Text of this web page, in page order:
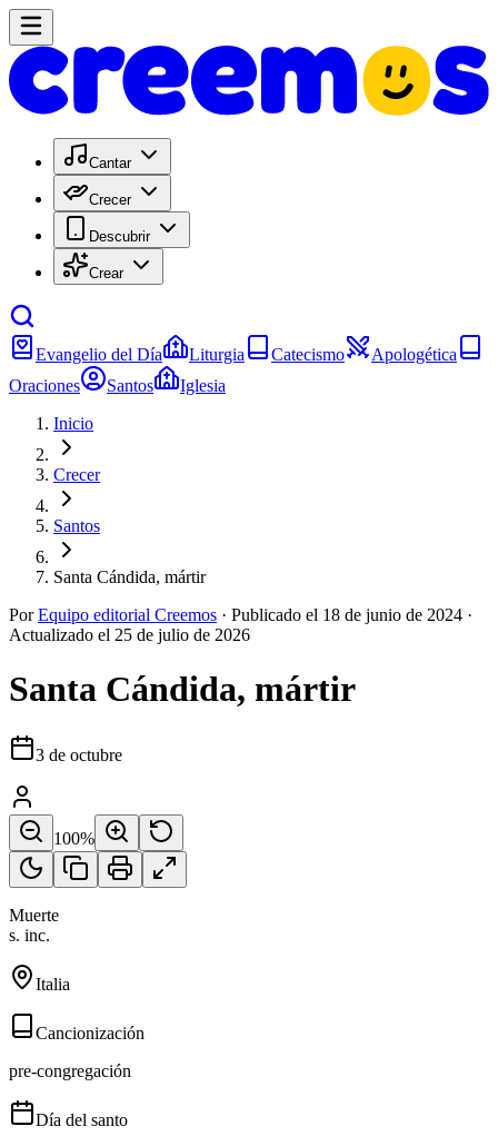
Cantar
Crecer
Descubrir
Crear
Evangelio del Día Liturgia Catecismo
Apologética
Oraciones
Santos
Iglesia
Inicio
Crecer
Santos
Santa Cándida, mártir
Por Equipo editorial Creemos · Publicado el 18 de junio de 2024 ·
Actualizado el 25 de julio de 2026
Santa Cándida, mártir
3 de octubre
100%
Muerte
s. inc.
Italia
Cancionización
pre-congregación
Día del santo